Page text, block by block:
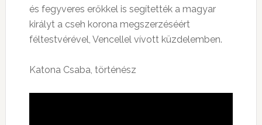
és fegyveres erőkkel is segítették a magyar
királyt a cseh korona megszerzéséért
féltestvérével, Vencellel vívott küzdelemben.
Katona Csaba, történész